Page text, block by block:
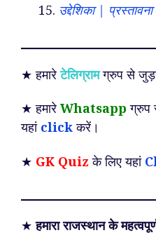
उद्देशिका | प्रस्तावना
★ हमारेटेलिग्रामग्रुप से
★ हमारे Whatsapp ग्रुप
यहां clickकरें।
★ GK Quiz के लिए यहां
★हमारा राजस्थान के